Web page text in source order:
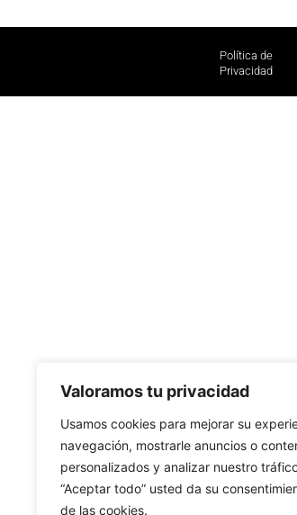
Valoramos tu privacidad
Usamos cookies para mejorar su
navegación, mostrarle anuncios o
personalizados y analizar nuestro
“Aceptar todo” usted da su
de las cookies.
Polí­tica de
Privacidad